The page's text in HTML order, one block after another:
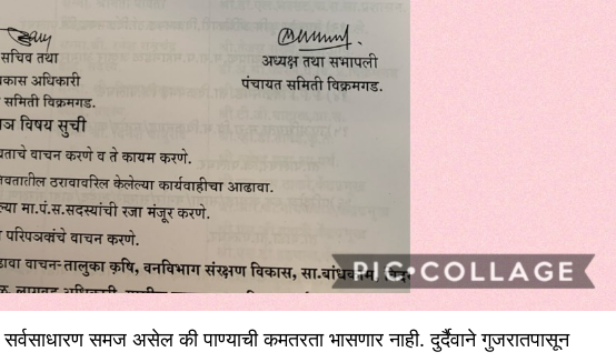
सर्वसाधारण समज असेल की पाण्याची कमतरता भासणार नाही.दुर्दैवाने गुजरातपासून